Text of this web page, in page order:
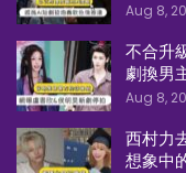
Aug 8,
不合升
劇換男
Aug 8,
西村力
想象中